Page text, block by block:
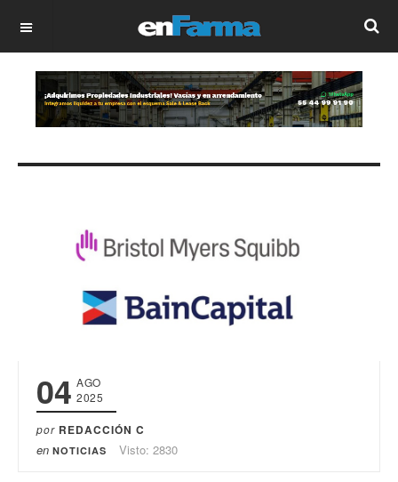
OFF CANVAS
04 AGO
2025
por REDACCIÓN C
en NOTICIAS Visto: 2830